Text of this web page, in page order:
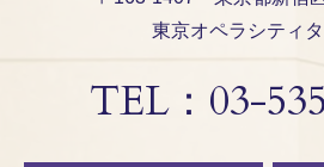
東京オペラシティ
TEL： 03-